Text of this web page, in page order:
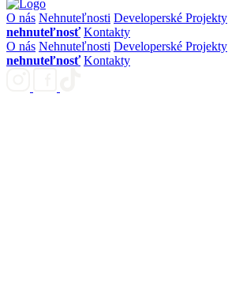
O nás Nehnuteľnosti Developerské Projekty
nehnuteľnosť Kontakty
O nás Nehnuteľnosti Developerské Projekty
nehnuteľnosť Kontakty